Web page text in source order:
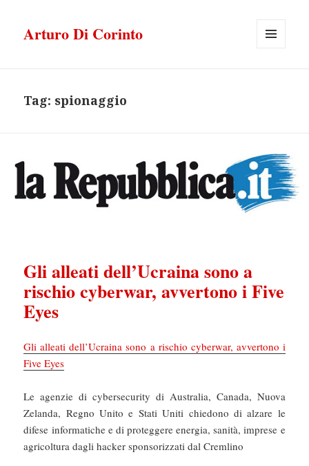
Arturo Di Corinto
Tag: spionaggio
Gli alleati dell’Ucraina sono a
rischio cyberwar, avvertono i Five
Eyes
Gli alleati dell’Ucraina sono a rischio cyberwar, avvertono i
Five Eyes
Le agenzie di cybersecurity di Australia, Canada, Nuova
Zelanda, Regno Unito e Stati Uniti chiedono di alzare le
difese informatiche e di proteggere energia, sanità, imprese e
agricoltura dagli hacker sponsorizzati dal Cremlino